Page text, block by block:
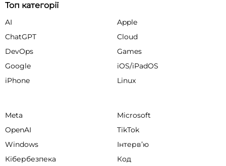
Топ категорії
AI
Apple
ChatGPT
Cloud
DevOps
Games
Google
iOS/iPadOS
iPhone
Linux
Meta
Microsoft
OpenAI
TikTok
Windows
Інтервʼю
Кібербезпека
Код